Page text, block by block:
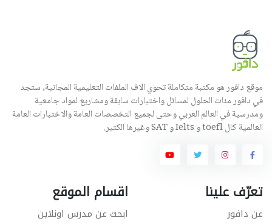
موقع دافور هو مكتبة متكاملة تحوي الاف الملفات التعليمية المجانية, ستجد
في دافور مئات الحلول لمسائل واختبارات سابقة ومشاريع لمواد جامعية
ومدرسية في العالم العربي وحتى لجميع التخصصات العامة والاختبارات العامة
العالمية كال toefl و Ielts و SAT وغيرها الكثير.
تعرّف علينا
عن دافور
اقسام الموقع
ابحث عن مدرس اونلاين